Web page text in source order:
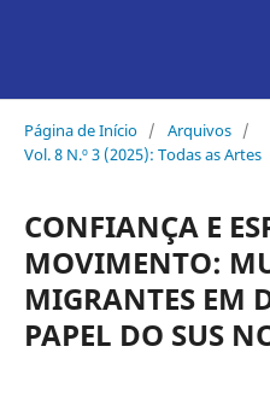
Página de Início / Arquivos /
Vol. 8 N.º 3 (2025): Todas as Artes
CONFIANÇA E
MOVIMENTO:
MIGRANTES EM
PAPEL DO SUS